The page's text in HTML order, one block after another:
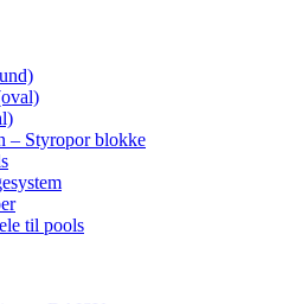
– Styropor blokke
til pools